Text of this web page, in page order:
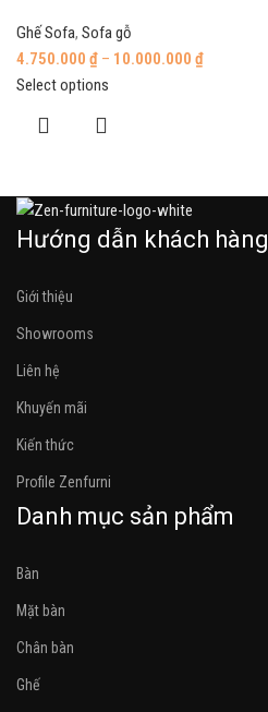
Ghế Sofa, Sofa gỗ
4.750.000 ₫ – 10.000.000 ₫
Select options
Hướng dẫn khách hàng
Giới thiệu
Showrooms
Liên hệ
Khuyến mãi
Kiến thức
Profile Zenfurni
Danh mục sản phẩm
Bàn
Mặt bàn
Chân bàn
Ghế